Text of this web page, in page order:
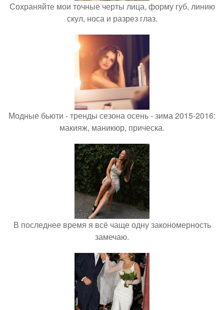
Сохраняйте мои точные черты лица, форму губ, линию
скул, носа и разрез глаз.
Модные бьюти - тренды сезона осень - зима 2015-2016:
макияж, маникюр, прическа.
В последнее время я всё чаще одну закономерность
замечаю.